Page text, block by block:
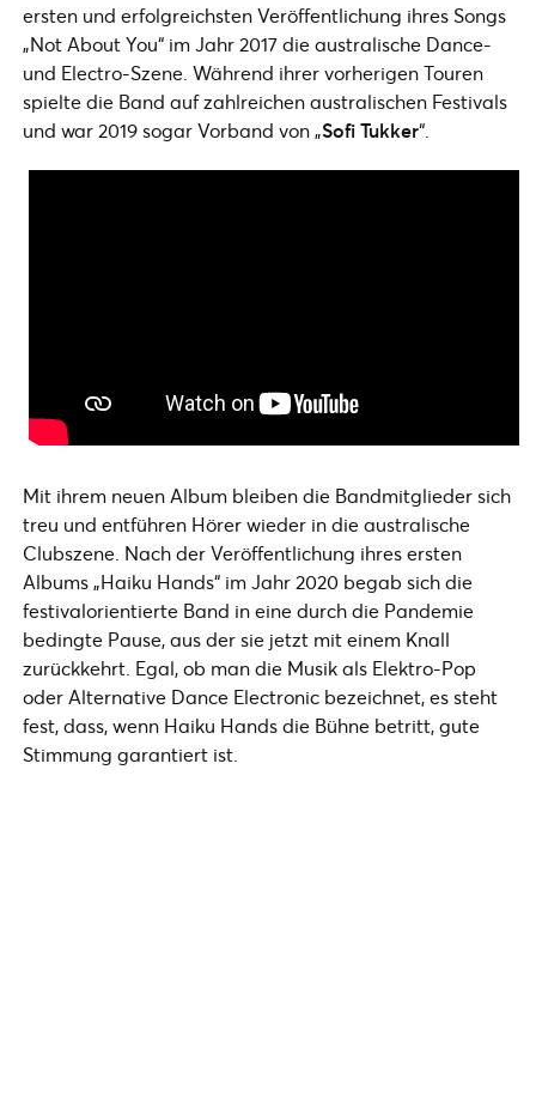
ersten und erfolgreichsten Veröffentlichung ihres Songs
„Not About You“ im Jahr 2017 die australische Dance-
und Electro-Szene. Während ihrer vorherigen Touren
spielte die Band auf zahlreichen australischen Festivals
und war 2019 sogar Vorband von „Sofi Tukker“.
Mit ihrem neuen Album bleiben die Bandmitglieder sich
treu und entführen Hörer wieder in die australische
Clubszene. Nach der Veröffentlichung ihres ersten
Albums „Haiku Hands“ im Jahr 2020 begab sich die
festivalorientierte Band in eine durch die Pandemie
bedingte Pause, aus der sie jetzt mit einem Knall
zurückkehrt. Egal, ob man die Musik als Elektro-Pop
oder Alternative Dance Electronic bezeichnet, es steht
fest, dass, wenn Haiku Hands die Bühne betritt, gute
Stimmung garantiert ist.